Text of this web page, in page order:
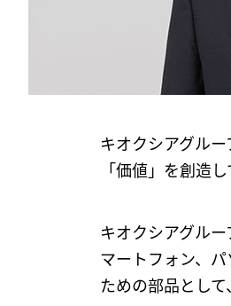
キオクシアグル
「価値」を創造
キオクシアグル
マートフォン、
ための部品とし